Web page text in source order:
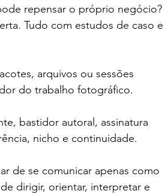
repensar o próprio negócio?
Tudo com estudos de caso e
arquivos ou sessões
do trabalho fotográfico.
bastidor autoral, assinatura
nicho e continuidade.
de se comunicar apenas como
dirigir, orientar, interpretar e